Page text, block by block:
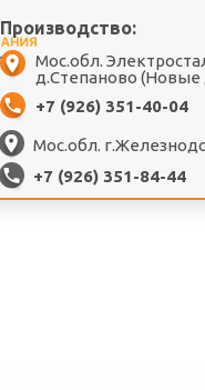
Мос.обл.
д.Степаново (Новые
Мос.обл.
Производство:
+7 (926) 351-40-04
+7 (926) 351-84-44